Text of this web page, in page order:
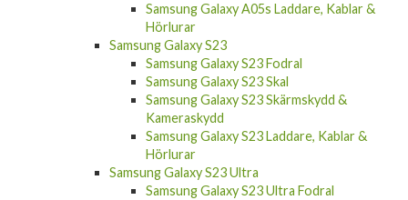
Samsung Galaxy A05s Laddare, Kablar &
Hörlurar
Samsung Galaxy S23
Samsung Galaxy S23 Fodral
Samsung Galaxy S23 Skal
Samsung Galaxy S23 Skärmskydd &
Kameraskydd
Samsung Galaxy S23 Laddare, Kablar &
Hörlurar
Samsung Galaxy S23 Ultra
Samsung Galaxy S23 Ultra Fodral